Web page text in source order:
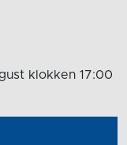
klokken 17:00